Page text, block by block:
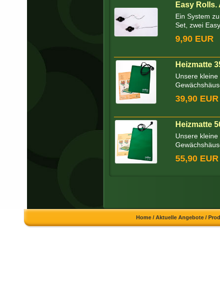
Easy
Ein System
Set, zwei
9,90 EUR
Heizmatte
Unsere
39,90 EUR
Heizmatte
Unsere
55,90 EUR
Home /Aktuelle Angebote /